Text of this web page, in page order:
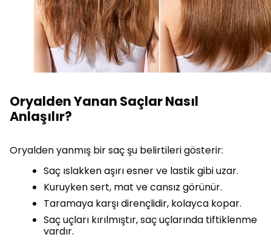
Oryalden Yanan Saçlar Nasıl
Anlaşılır?
Oryalden yanmış bir saç şu belirtileri gösterir:
Saç ıslakken aşırı esner ve lastik gibi uzar.
Kuruyken sert, mat ve cansız görünür.
Taramaya karşı dirençlidir, kolayca kopar.
Saç uçları kırılmıştır, saç uçlarında tiftiklenme
vardır.